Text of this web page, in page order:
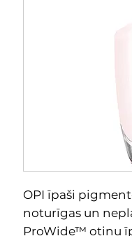
OPI īpaši
noturīgas un
ProWide™ otiņu